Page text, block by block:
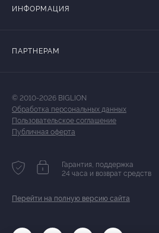
ИНФОРМАЦИЯ
ПАРТНЕРАМ
© 2010-2026 BIGLION
Обработка персональных данных
Пользовательское соглашение
Публичная оферта
Гарантия, поддержка
24 часа и возврат средств
Перейти на полную версию сайта